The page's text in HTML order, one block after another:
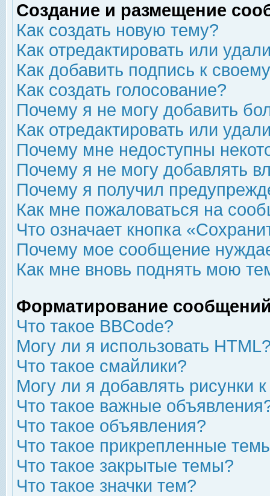
Создание и размещение
Как создать новую тему?
Как отредактировать или
Как добавить подпись к
Как создать голосование?
Почему я не могу добавить
Как отредактировать или
Почему мне недоступны
Почему я не могу добавлять
Почему я получил
Как мне пожаловаться на
Что означает кнопка
Почему мое сообщение
Как мне вновь поднять мою
Форматирование
Что такое BBCode?
Могу ли я использовать
Что такое смайлики?
Могу ли я добавлять рисунки
Что такое важные
Что такое объявления?
Что такое прикрепленные
Что такое закрытые темы?
Что такое значки тем?